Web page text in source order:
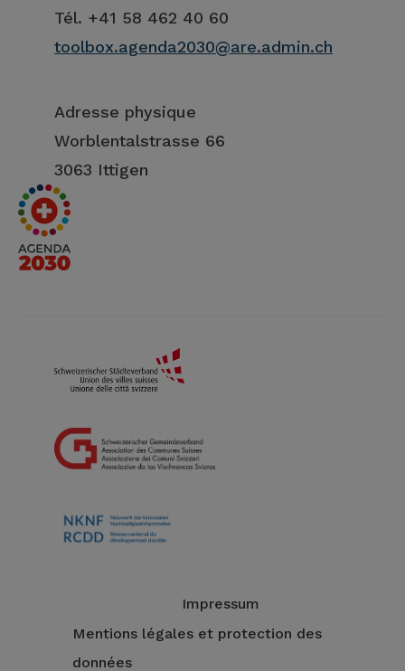
Tél. +41 58 462 40 60
toolbox.agenda2030@are.admin.ch
Adresse physique
Worblentalstrasse 66
3063 Ittigen
Impressum
Mentions légales et protection des
données